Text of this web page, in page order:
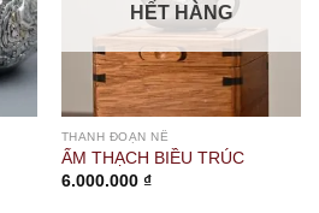
HẾT HÀNG
THANH ĐOẠN NÊ
ẤM THẠCH BIỀU TRÚC
6.000.000 ₫